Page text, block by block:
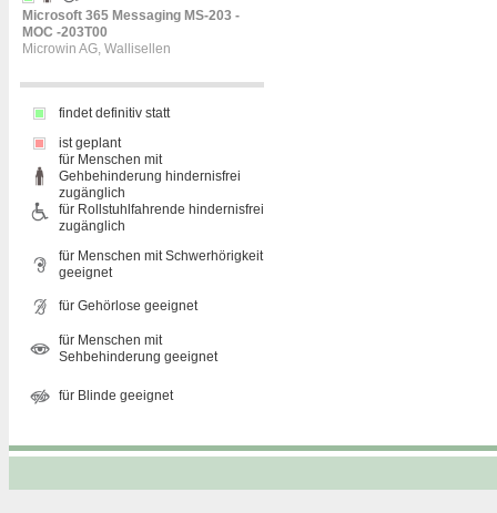
Microsoft 365 Messaging MS-203 -
MOC -203T00
Microwin AG, Wallisellen
findet definitiv statt
ist geplant
für Menschen mit
Gehbehinderung hindernisfrei
zugänglich
für Rollstuhlfahrende hindernisfrei
zugänglich
für Menschen mit Schwerhörigkeit
geeignet
für Gehörlose geeignet
für Menschen mit
Sehbehinderung geeignet
für Blinde geeignet